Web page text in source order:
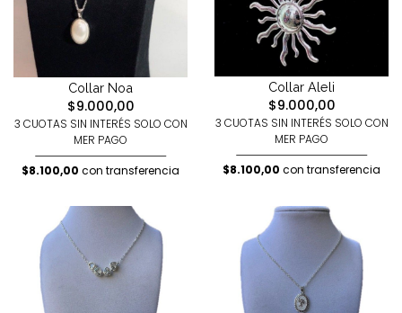
Collar Noa
$9.000,00
3 CUOTAS SIN INTERÉS SOLO CON
MER PAGO
$8.100,00 con transferencia
Collar Aleli
$9.000,00
3 CUOTAS SIN INTERÉS SOLO CON
MER PAGO
$8.100,00 con transferencia